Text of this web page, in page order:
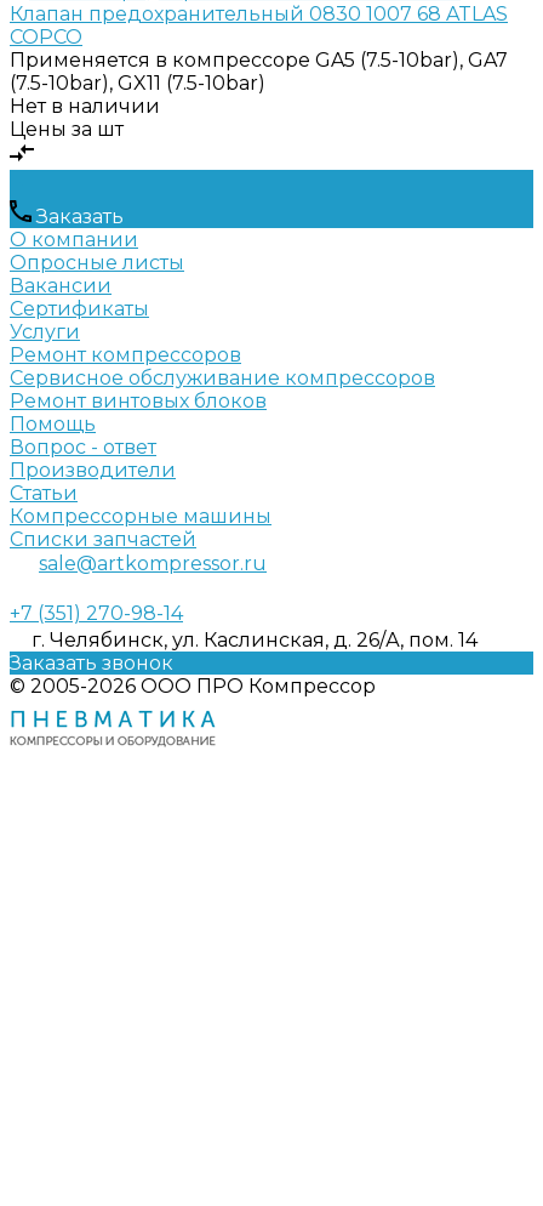
Клапан предохранительный 0830 1007 68 ATLAS
COPCO
Применяется в компрессоре GA5 (7.5-10bar), GA7
(7.5-10bar), GX11 (7.5-10bar)
Нет в наличии
Цены за шт
Заказать
О компании
Опросные листы
Вакансии
Сертификаты
Услуги
Ремонт компрессоров
Сервисное обслуживание компрессоров
Ремонт винтовых блоков
Помощь
Вопрос - ответ
Производители
Статьи
Компрессорные машины
Списки запчастей
sale@artkompressor.ru
+7 (351) 270-98-14
г. Челябинск, ул. Каслинская, д. 26/А, пом. 14
Заказать звонок
© 2005-2026 ООО ПРО Компрессор